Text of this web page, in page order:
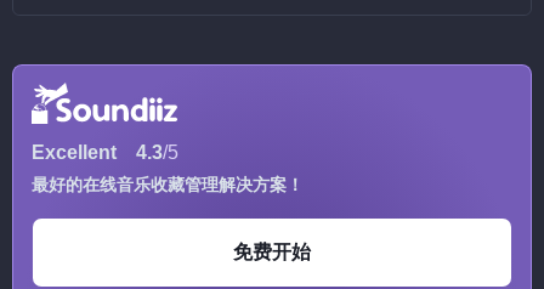
Excellent 4.3/5
最好的在线音乐收藏管理解决方案！
免费开始